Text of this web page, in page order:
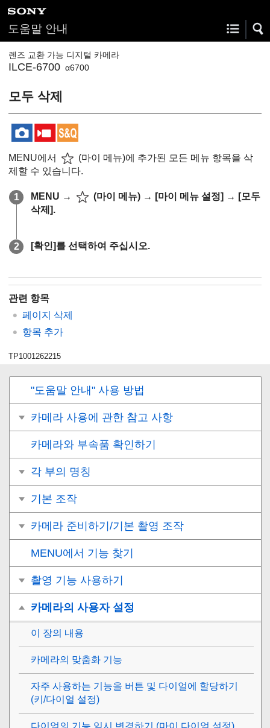
도움말 안내
렌즈 교환 가능 디지털 카메라
ILCE-6700 α6700
모두 삭제
MENU에서 (마이 메뉴)에 추가된 모든 메뉴 항목을 삭
제할 수 있습니다.
MENU → (마이 메뉴) → [마이 메뉴 설정] → [모두
삭제].
[확인]를 선택하여 주십시오.
관련 항목
페이지 삭제
항목 추가
TP1001262215
"도움말 안내" 사용 방법
카메라 사용에 관한 참고 사항
카메라와 부속품 확인하기
각 부의 명칭
기본 조작
카메라 준비하기/기본 촬영 조작
MENU에서 기능 찾기
촬영 기능 사용하기
카메라의 사용자 설정
이 장의 내용
카메라의 맞춤화 기능
자주 사용하는 기능을 버튼 및 다이얼에 할당하기
(키/다이얼 설정)
다이얼의 기능 임시 변경하기 (마이 다이얼 설정)